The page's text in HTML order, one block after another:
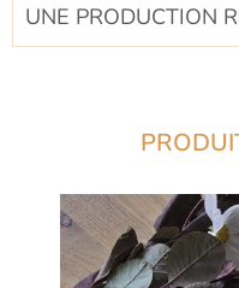
UNE PRODUCTION